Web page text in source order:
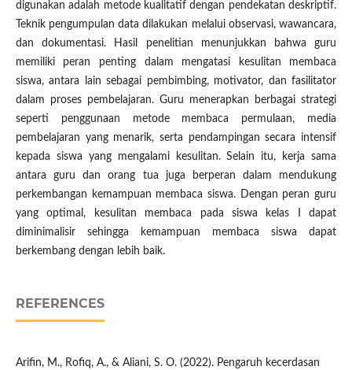
digunakan adalah metode kualitatif dengan pendekatan deskriptif.
Teknik pengumpulan data dilakukan melalui observasi, wawancara,
dan dokumentasi. Hasil penelitian menunjukkan bahwa guru
memiliki peran penting dalam mengatasi kesulitan membaca
siswa, antara lain sebagai pembimbing, motivator, dan fasilitator
dalam proses pembelajaran. Guru menerapkan berbagai strategi
seperti penggunaan metode membaca permulaan, media
pembelajaran yang menarik, serta pendampingan secara intensif
kepada siswa yang mengalami kesulitan. Selain itu, kerja sama
antara guru dan orang tua juga berperan dalam mendukung
perkembangan kemampuan membaca siswa. Dengan peran guru
yang optimal, kesulitan membaca pada siswa kelas I dapat
diminimalisir sehingga kemampuan membaca siswa dapat
berkembang dengan lebih baik.
REFERENCES
Arifin, M., Rofiq, A., & Aliani, S. O. (2022). Pengaruh kecerdasan